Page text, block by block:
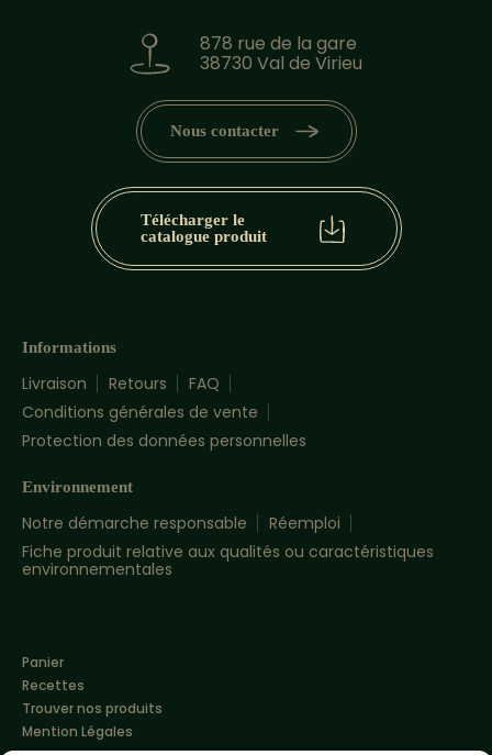
878 rue de la gare
38730 Val de Virieu
Nous contacter
Informations
Livraison Retours
FAQ
Conditions générales de vente
Protection des données personnelles
Environnement
Notre démarche responsable
Réemploi
Fiche produit relative aux qualités ou caractéristiques
environnementales
Télécharger le
catalogue produit
Panier
Recettes
Trouver nos produits
Mention Légales